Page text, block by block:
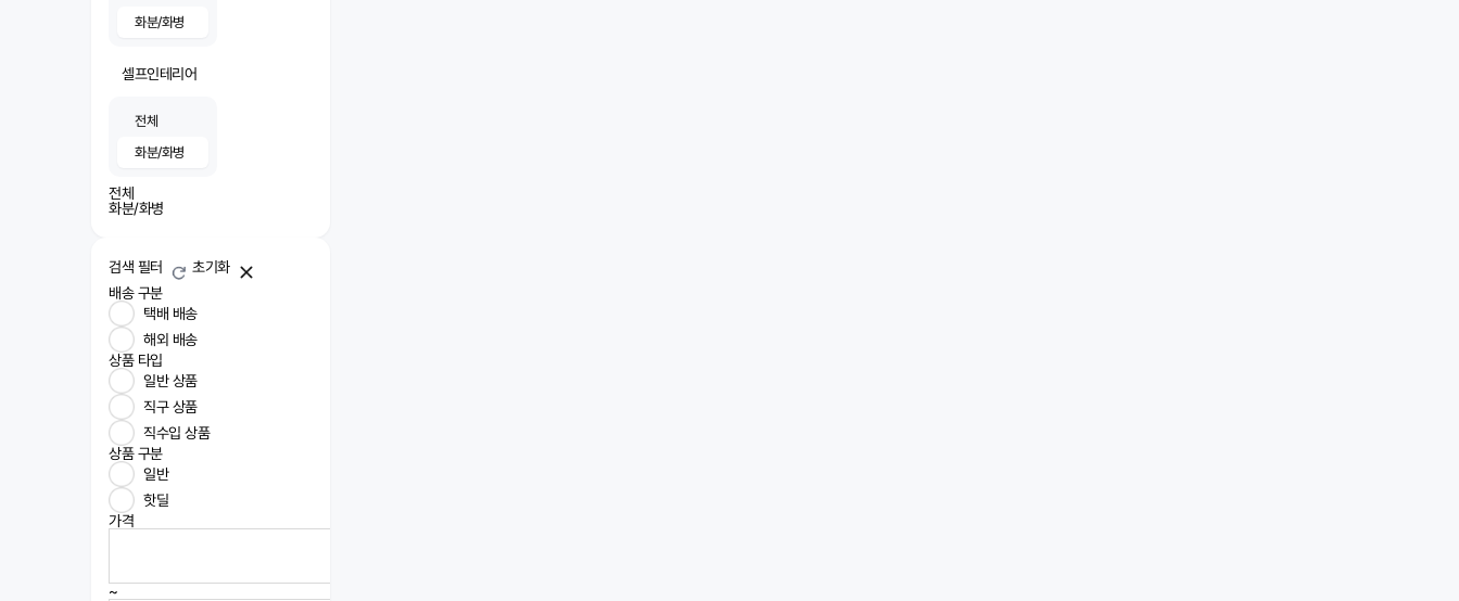
화분/화병
셀프인테리어
전체
화분/화병
전체
화분/화병
검색 필터
초기화
배송 구분
택배 배송
해외 배송
상품 타입
일반 상품
직구 상품
직수입 상품
상품 구분
일반
핫딜
가격
~